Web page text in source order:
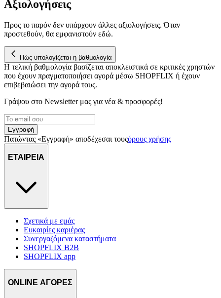
Αξιολογήσεις
Προς το παρόν δεν υπάρχουν άλλες αξιολογήσεις. Όταν
προστεθούν, θα εμφανιστούν εδώ.
Πώς υπολογίζεται η βαθμολογία
Η τελική βαθμολογία βασίζεται αποκλειστικά σε κριτικές χρηστών
που έχουν πραγματοποιήσει αγορά μέσω SHOPFLIX ή έχουν
επιβεβαιώσει την αγορά τους.
Γράψου στο Νewsletter μας για νέα & προσφορές!
Εγγραφή
Πατώντας «Εγγραφή» αποδέχεσαι τουςόρους χρήσης
ΕΤΑΙΡΕΙΑ
Σχετικά με εμάς
Ευκαιρίες καριέρας
Συνεργαζόμενα καταστήματα
SHOPFLIX B2B
SHOPFLIX app
ONLINE ΑΓΟΡΕΣ